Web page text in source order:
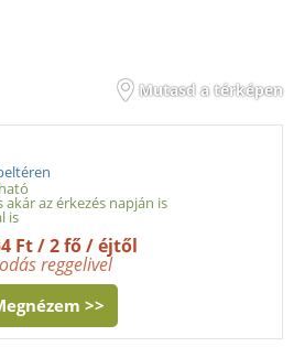
Mutasd a térképen
az érkezés napján is
is
Ft / 2 fő / éjtől
reggelivel
>>